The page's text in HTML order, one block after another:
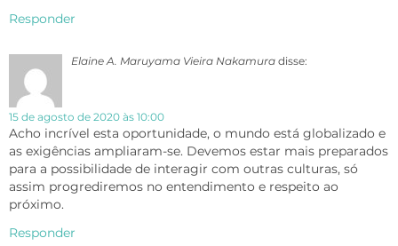
Responder
Elaine A. Maruyama Vieira Nakamura disse:
15 de agosto de 2020 às 10:00
Acho incrível esta oportunidade, o mundo está globalizado e
as exigências ampliaram-se. Devemos estar mais preparados
para a possibilidade de interagir com outras culturas, só
assim progrediremos no entendimento e respeito ao
próximo.
Responder